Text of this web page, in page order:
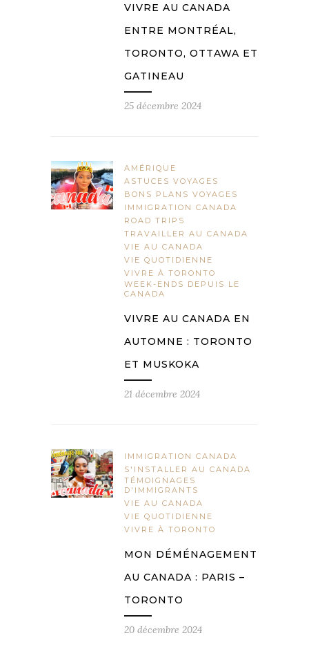
VIVRE AU CANADA
ENTRE MONTRÉAL,
TORONTO, OTTAWA ET
GATINEAU
25 décembre 2024
AMÉRIQUE
ASTUCES VOYAGES
BONS PLANS VOYAGES
IMMIGRATION CANADA
ROAD TRIPS
TRAVAILLER AU CANADA
VIE AU CANADA
VIE QUOTIDIENNE
VIVRE À TORONTO
WEEK-ENDS DEPUIS LE
CANADA
VIVRE AU CANADA EN
AUTOMNE : TORONTO
ET MUSKOKA
21 décembre 2024
IMMIGRATION CANADA
S'INSTALLER AU CANADA
TÉMOIGNAGES
D'IMMIGRANTS
VIE AU CANADA
VIE QUOTIDIENNE
VIVRE À TORONTO
MON DÉMÉNAGEMENT
AU CANADA : PARIS –
TORONTO
20 décembre 2024